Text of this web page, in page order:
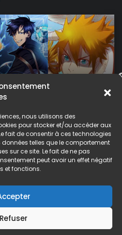
nous utilisons des
pour stocker et/ou accéder aux
fait de consentir à ces technologies
telles que le comportement
sur ce site. Le fait de ne pas
peut avoir un effet négatif
et fonctions.
Refuser
DMCA / Disclaimer
droits réservés. Tous les comics sur